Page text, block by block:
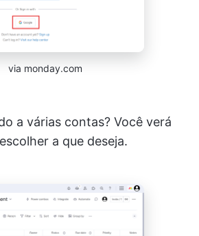
via monday.com
a várias contas? Você verá
a que deseja.